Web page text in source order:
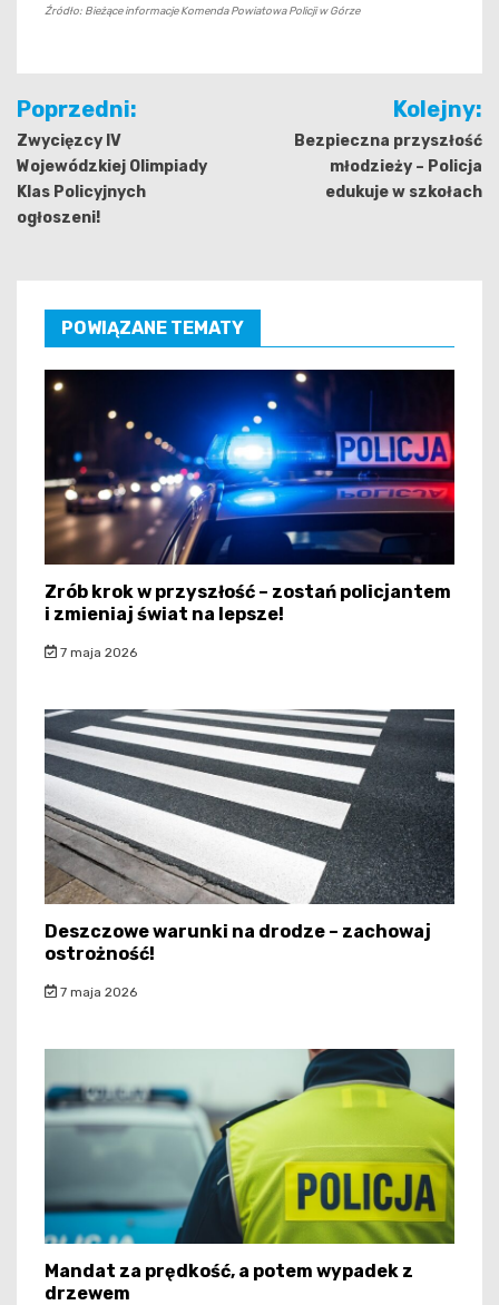
Źródło: Bieżące informacje Komenda Powiatowa Policji w Górze
Nawigacja
wpisu
Poprzedni:
Zwycięzcy IV
Wojewódzkiej Olimpiady
Klas Policyjnych
ogłoszeni!
Kolejny:
Bezpieczna przyszłość
młodzieży – Policja
edukuje w szkołach
POWIĄZANE TEMATY
Zrób krok w przyszłość – zostań policjantem
i zmieniaj świat na lepsze!
7 maja 2026
Deszczowe warunki na drodze – zachowaj
ostrożność!
7 maja 2026
Mandat za prędkość, a potem wypadek z
drzewem